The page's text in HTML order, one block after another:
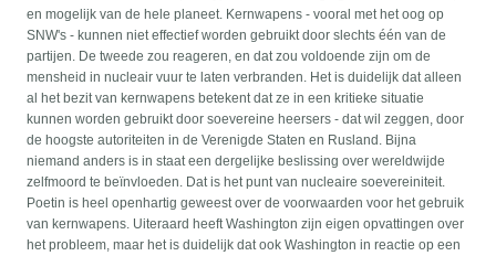
en mogelijk van de hele planeet. Kernwapens - vooral met het oog op
SNW's - kunnen niet effectief worden gebruikt door slechts één van de
partijen. De tweede zou reageren, en dat zou voldoende zijn om de
mensheid in nucleair vuur te laten verbranden. Het is duidelijk dat alleen
al het bezit van kernwapens betekent dat ze in een kritieke situatie
kunnen worden gebruikt door soevereine heersers - dat wil zeggen, door
de hoogste autoriteiten in de Verenigde Staten en Rusland. Bijna
niemand anders is in staat een dergelijke beslissing over wereldwijde
zelfmoord te beïnvloeden. Dat is het punt van nucleaire soevereiniteit.
Poetin is heel openhartig geweest over de voorwaarden voor het gebruik
van kernwapens. Uiteraard heeft Washington zijn eigen opvattingen over
het probleem, maar het is duidelijk dat ook Washington in reactie op een